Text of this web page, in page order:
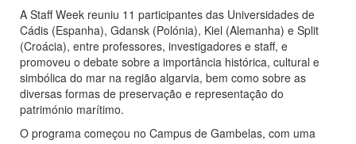
A Staff Week reuniu 11 participantes das Universidades de
Cádis (Espanha), Gdansk (Polónia), Kiel (Alemanha) e Split
(Croácia), entre professores, investigadores e staff, e
promoveu o debate sobre a importância histórica, cultural e
simbólica do mar na região algarvia, bem como sobre as
diversas formas de preservação e representação do
património marítimo.
O programa começou no Campus de Gambelas, com uma